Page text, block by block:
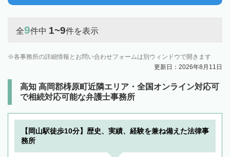
全9件中 1~9件を表示
各事務所の詳細情報とお問い合わせフォームは別ウィンドウで開きます
更新日：2026年8月11日
高知 高岡郡梼原町近隣エリア・全国オンライン対応可
で相続対応可能な弁護士事務所
【岡山駅徒歩10分】歴史、実績、経験を兼ね備えた法律事
務所